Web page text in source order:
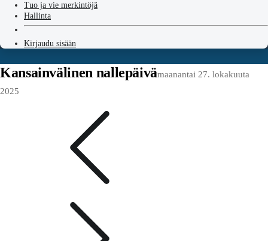
Tuo ja vie merkintöjä
Hallinta
Kirjaudu sisään
Kansainvälinen nallepäivämaanantai 27. lokakuuta
2025